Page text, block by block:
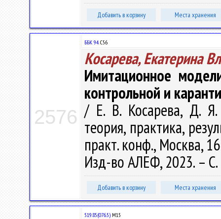
Добавить в корзину Места хранения
2576
ББК 94.С56
Косарева, Екатерина
Имитационное
контрольной и
/ Е. В. Косарева, Д. Я.
теория, практика,
практ. конф., Москва,
Изд-во АЛЕФ, 2023. –
Добавить в корзину Места хранения
519.85(076.5) М15